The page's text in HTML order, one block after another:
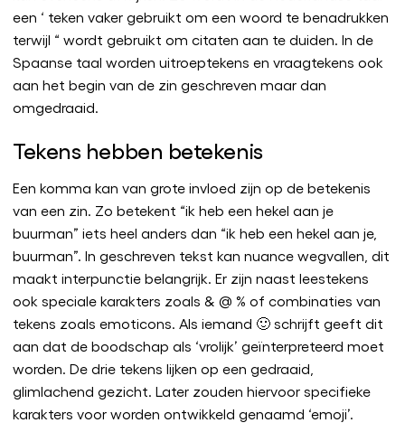
een ‘ teken vaker gebruikt om een woord te benadrukken
terwijl “ wordt gebruikt om citaten aan te duiden. In de
Spaanse taal worden uitroeptekens en vraagtekens ook
aan het begin van de zin geschreven maar dan
omgedraaid.
Tekens hebben betekenis
Een komma kan van grote invloed zijn op de betekenis
van een zin. Zo betekent “ik heb een hekel aan je
buurman” iets heel anders dan “ik heb een hekel aan je,
buurman”. In geschreven tekst kan nuance wegvallen, dit
maakt interpunctie belangrijk. Er zijn naast leestekens
ook speciale karakters zoals & @ % of combinaties van
tekens zoals emoticons. Als iemand 🙂 schrijft geeft dit
aan dat de boodschap als ‘vrolijk’ geïnterpreteerd moet
worden. De drie tekens lijken op een gedraaid,
glimlachend gezicht. Later zouden hiervoor specifieke
karakters voor worden ontwikkeld genaamd ‘emoji’.